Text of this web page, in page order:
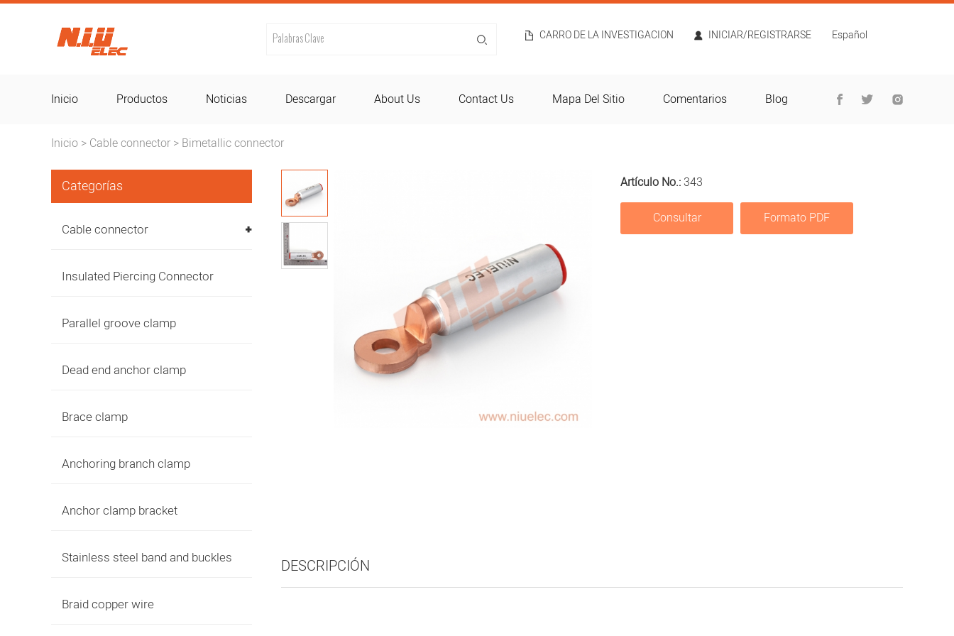
CARRO DE LA INVESTIGACION INICIAR/REGISTRARSE Español
Inicio Productos Noticias Descargar About Us Contact Us Mapa Del Sitio Comentarios Blog
Inicio > Cable connector > Bimetallic connector
Categorías
Cable connector
Insulated Piercing Connector
Parallel groove clamp
Dead end anchor clamp
Brace clamp
Anchoring branch clamp
Anchor clamp bracket
Stainless steel band and buckles
Braid copper wire
Artículo No.: 343
Consultar Formato PDF
DESCRIPCIÓN